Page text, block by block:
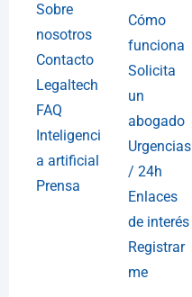
Sobre
nosotros
Contacto
Legaltech
FAQ
Inteligenci
a artificial
Prensa
Cómo
funciona
Solicita
un
abogado
Urgencias
/ 24h
Enlaces
de interés
Registrar
me